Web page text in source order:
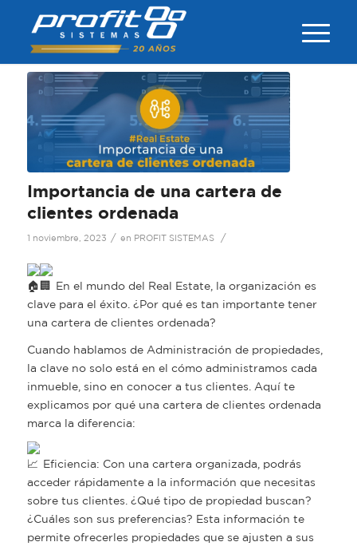
Importancia de una cartera de
clientes ordenada
1 noviembre, 2023 / en PROFIT SISTEMAS /
En el mundo del Real Estate, la organización es
clave para el éxito. ¿Por qué es tan importante tener
una cartera de clientes ordenada?
Cuando hablamos de Administración de propiedades,
la clave no solo está en el cómo administramos cada
inmueble, sino en conocer a tus clientes. Aquí te
explicamos por qué una cartera de clientes ordenada
marca la diferencia:
Eficiencia: Con una cartera organizada, podrás
acceder rápidamente a la información que necesitas
sobre tus clientes. ¿Qué tipo de propiedad buscan?
¿Cuáles son sus preferencias? Esta información te
permite ofrecerles propiedades que se ajusten a sus